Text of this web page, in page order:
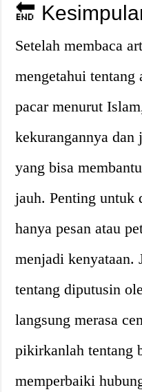
🔚
Setelah membaca
mengetahui
pacar menurut
kekurangannya dan
yang bisa
jauh. Penting untuk
hanya pesan atau
menjadi kenyataan.
tentang diputusin
langsung merasa
pikirkanlah tentang
memperbaiki